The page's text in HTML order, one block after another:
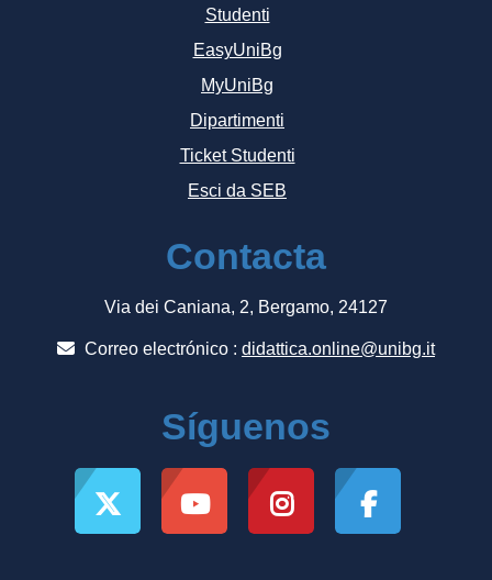
Studenti
EasyUniBg
MyUniBg
Dipartimenti
Ticket Studenti
Esci da SEB
Contacta
Via dei Caniana, 2, Bergamo, 24127
Correo electrónico : didattica.online@unibg.it
Síguenos